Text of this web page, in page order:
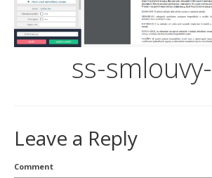
ss-
Leave a Reply
Comment